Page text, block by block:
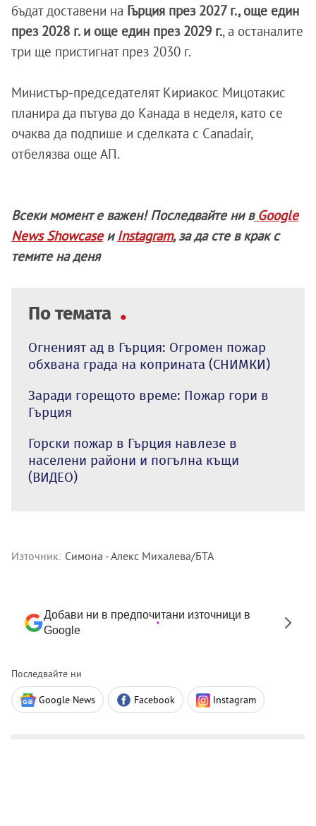
бъдат доставени на Гърция през 2027 г., още един
през 2028 г. и още един през 2029 г., а останалите
три ще пристигнат през 2030 г.
Министър-председателят Кириакос Мицотакис
планира да пътува до Канада в неделя, като се
очаква да подпише и сделката с Canadair,
отбелязва още АП.
Всеки момент е важен! Последвайте ни вGoogle
News Showcaseи Instagram, за да сте в крак с
темите на деня
По темата
Огненият ад в Гърция: Огромен пожар
обхвана града на коприната (СНИМКИ)
Заради горещото време: Пожар гори в
Гърция
Горски пожар в Гърция навлезе в
населени райони и погълна къщи
(ВИДЕО)
Източник: Симона - Алекс Михалева/БТА
Добави ни в предпочитани източници в
Google
Последвайте ни
Google News Facebook Instagram